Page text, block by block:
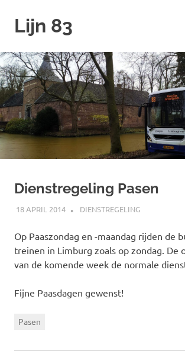
naar
inhoud
Lijn 83
Dienstregeling Pasen
18 APRIL 2014 JOHAN
DIENSTREGELING
Op Paaszondag en -maandag rijden de
treinen in Limburg zoals op zondag. De
van de komende week de normale
Fijne Paasdagen gewenst!
Pasen